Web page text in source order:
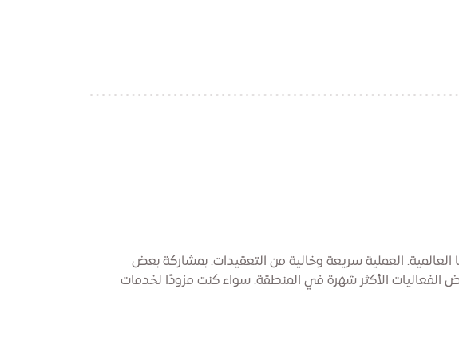
العملية سريعة وخالية من التعقيدات. بمشاركة بعض
الأكثر شهرة في المنطقة. سواء كنت مزودًا لخدمات